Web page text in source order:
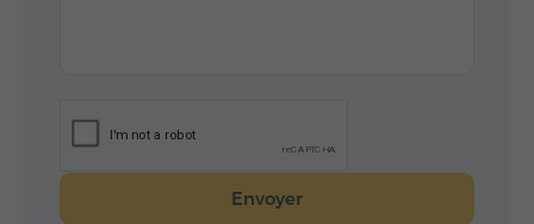
Envoyer